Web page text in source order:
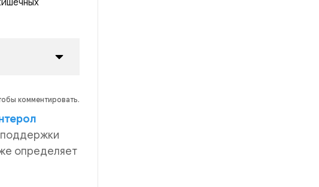
комментировать.
поддержки
определяет